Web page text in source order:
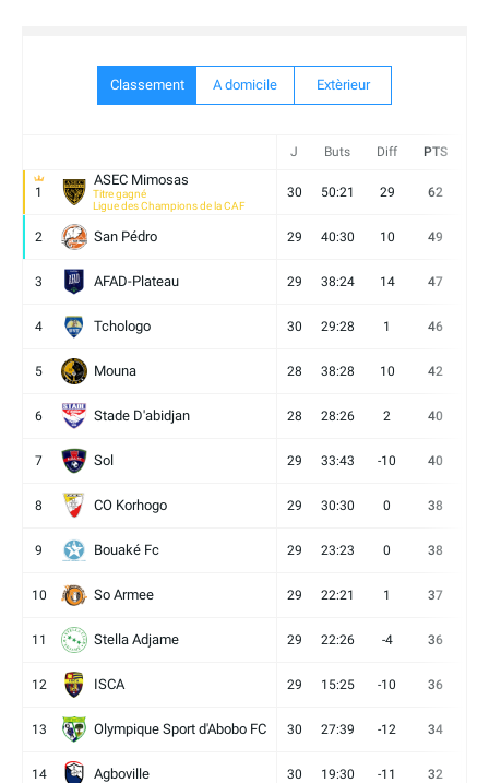
Classement A domicile Extèrieur
J Buts Diff PTS
1
ASEC Mimosas
Titre gagné
Ligue des Champions de la CAF
30 50:21 29 62
2 San Pédro 29 40:30 10 49
3 AFAD-Plateau 29 38:24 14 47
4 Tchologo 30 29:28 1 46
5 Mouna 28 38:28 10 42
6 Stade D'abidjan 28 28:26 2 40
7 Sol 29 33:43 -10 40
8 CO Korhogo 29 30:30 0 38
9 Bouaké Fc 29 23:23 0 38
10 So Armee 29 22:21 1 37
11 Stella Adjame 29 22:26 -4 36
12 ISCA 29 15:25 -10 36
13 Olympique Sport d'Abobo FC 30 27:39 -12 34
14 Agboville 30 19:30 -11 32